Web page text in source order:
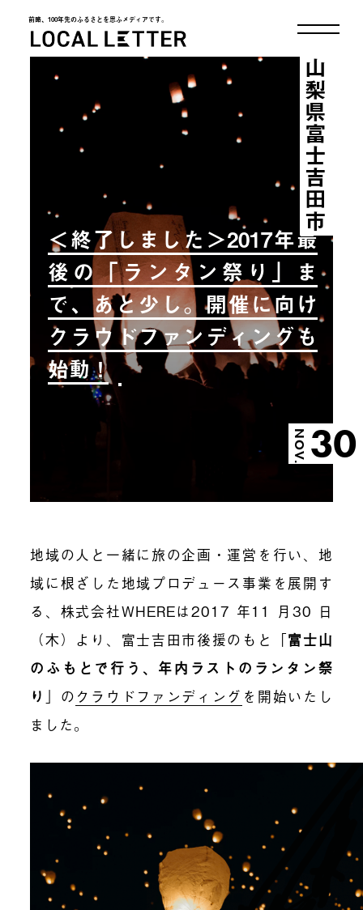
前略、100年先のふるさとを思ふメディアです。
LOCAL LETTER
＜終了しました＞2017年最
後の「ランタン祭り」ま
で、あと少し。開催に向け
クラウドファンディングも
始動！
NOV. 30
山梨県富士吉田市
地域の人と一緒に旅の企画・運営を行い、地
域に根ざした地域プロデュース事業を展開す
る、株式会社WHEREは2017 年11 月 30 日
（木）より、富士吉田市後援のもと「富士山
のふもとで行う、年内ラストのランタン祭
り 」の クラウドファンディング を開始いたし
ました。